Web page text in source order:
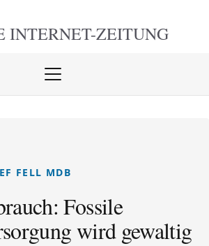
INTERNET-ZEITUNG
Menü
FELL MDB
Fossile
wird gewaltig